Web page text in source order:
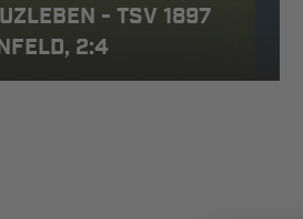
- TSV 1897
2:4